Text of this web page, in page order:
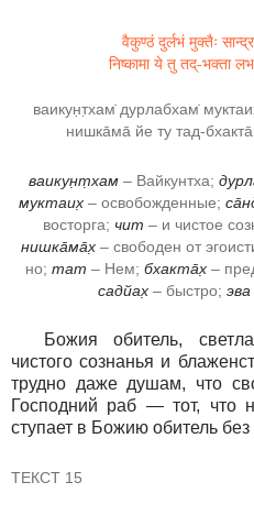
वैकुण्ठं दुर्लभं मुक्तैः
निष्कामा ये तु तद्-भक्ता
ваикун̣т̣хам̇ дурлабхам̇
нишка̄ма̄ йе ту тад-
ваикун̣т̣хам– Вайкунтха;
муктаих̣ – освобожденные;
восторга; чит – и чистое
нишка̄ма̄х̣ – свободен от
но; тат – Нем; бхакта̄х̣ –
садйах̣– быстро; эва
Божия обитель,
чистого сознанья и
трудно даже душам, что
Господний раб ― тот, что
ступает в Божию обитель без
ТЕКСТ 15